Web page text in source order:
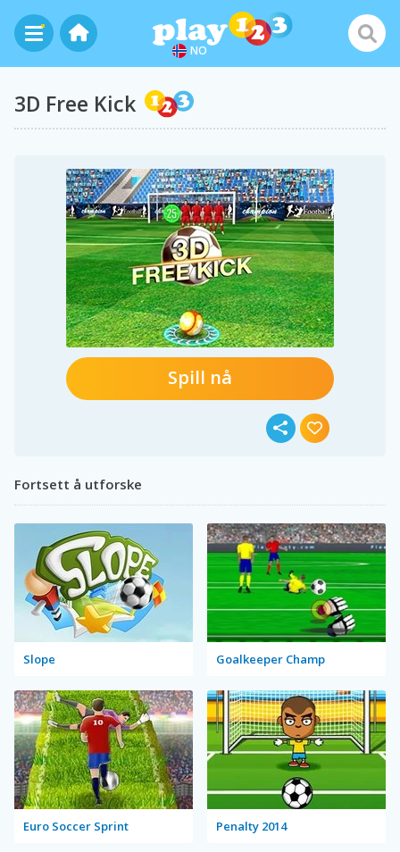
NO
3D Free Kick
Spill nå
Fortsett å utforske
Slope Goalkeeper Champ
Euro Soccer Sprint Penalty 2014